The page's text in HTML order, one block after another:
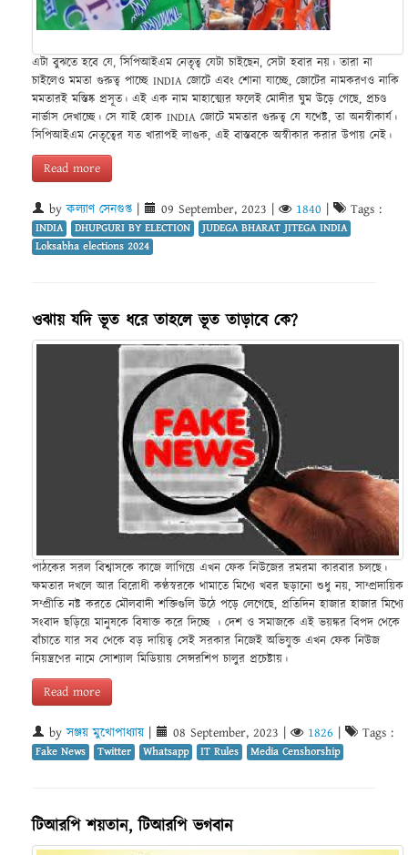
এটা বুঝতে হবে যে, সিপিআইএম নেতৃত্ব যেটা চাইছেন, সেটা হবার নয়। তারা না
চাইলেও মমতা গুরুত্ব পাচ্ছে INDIA জোটে এবং শোনা যাচ্ছে, জোটের নামকরণও নাকি
মমতারই মস্তিষ্ক প্রসূত। এই এক নাম মাহাত্ম্যের ফলেই মোদীর ঘুম উড়ে গেছে, প্রচণ্ড
নার্ভাস দেখাচ্ছে। সে যাই হোক INDIA জোটে মমতার গুরুত্ব যে যথেষ্ট, তা অনস্বীকার্য।
সিপিআইএম নেতৃত্বের যত খারাপই লাগুক, এই বাস্তবকে অস্বীকার করার উপায় নেই।
Read more
byকল্যাণ সেনগুপ্ত | 09 September, 2023 | 1840 | Tags :
INDIA DHUPGURI BY ELECTION
JUDEGA BHARAT JITEGA INDIA
Loksabha elections 2024
ওঝায় যদি ভূত ধরে তাহলে ভূত তাড়াবে কে?
পাঠকের সরল বিশ্বাসকে কাজে লাগিয়ে এখন ফেক নিউজের রমরমা কারবার চলছে।
ক্ষমতার দখলে আর বিরোধী কণ্ঠস্বরকে থামাতে মিথ্যে খবর ছড়ানো শুধু নয়, সাম্প্রদায়িক
সম্প্রীতি নষ্ট করতে মৌলবাদী শক্তিগুলি উঠে পড়ে লেগেছে, প্রতিদিন হাজার হাজার মিথ্যে
সংবাদ ছড়িয়ে মানুষকে বিষাক্ত করে দিচ্ছে । দেশ ও সমাজকে এই ভয়ঙ্কর বিপদ থেকে
বাঁচাতে যার সব থেকে বড় দায়িত্ব সেই সরকার নিজেই অভিযুক্ত এখন ফেক নিউজ
নিয়ন্ত্রণের নামে সোশ্যাল মিডিয়ায় সেন্সরশিপ চালুর প্রচেষ্টায়।
Read more
byসঞ্জয় মুখোপাধ্যায় 08 September, 2023 1826 Tags :
Fake News Twitter Whatsapp IT Rules Media Censhorship
টিআরপি শয়তান, টিআরপি ভগবান